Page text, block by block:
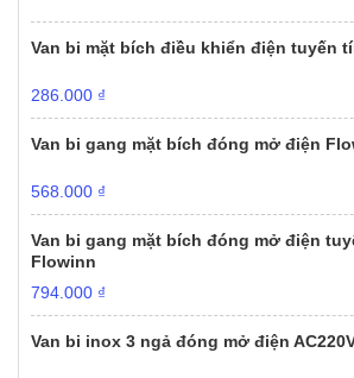
Van bi mặt bích điều khiển điện tuyến
286.000 ₫
Van bi gang mặt bích đóng mở điện
568.000 ₫
Van bi gang mặt bích đóng mở điện
Flowinn
794.000 ₫
Van bi inox 3 ngả đóng mở điện